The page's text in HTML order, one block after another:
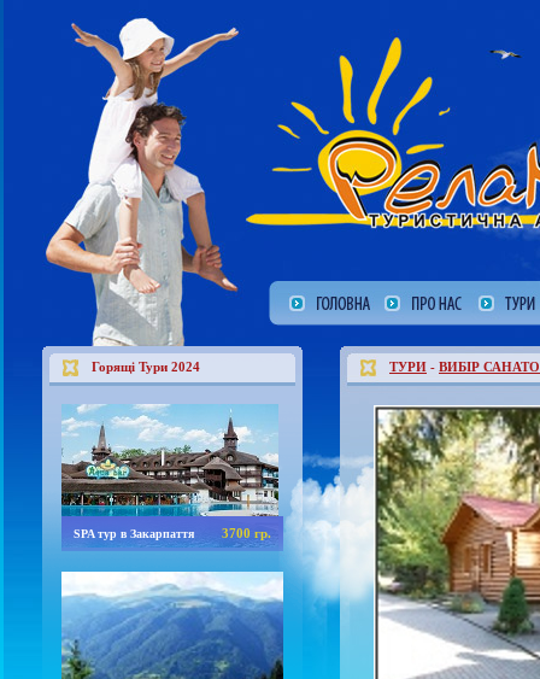
Горящі Тури 2024
SPA тур в Закарпаття 3700 гр.
ТУРИ - ВИБІР